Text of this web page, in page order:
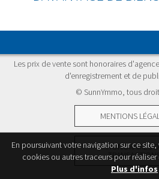
Les prix de vente sont honoraires
d'enregistrement et de
© SunnYmmo , tous
MENTIONS
HONORAIRES
En poursuivant votre navigation sur ce
cookies ou autres traceurs pour
Plus d'infos